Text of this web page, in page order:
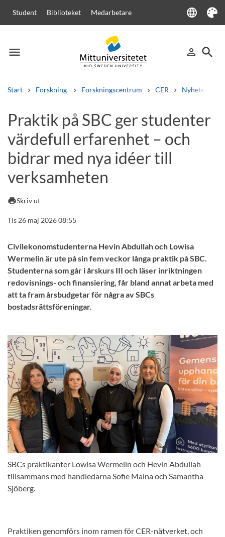
Student Biblioteket Medarbetare language
Language
Tema
menu
Meny person_outline
Logga in
search
Sök
Start Forskning Forskningscentrum CER Nyheter från
Andra söktjänster
Kurser och programKursplaner Välkomstbrev Personal
Lediga jobb
Praktik på SBC ger studenter
värdefull erfarenhet – och
bidrar med nya idéer till
verksamheten
printSkriv ut
Tis 26 maj 2026 08:55
Civilekonomstudenterna Hevin Abdullah och Lowisa
Wermelin är ute på sin fem veckor långa praktik på SBC.
Studenterna som går i årskurs III och läser inriktningen
redovisnings- och finansiering, får bland annat arbeta med
att ta fram årsbudgetar för några av SBCs
bostadsrättsföreningar.
SBCs praktikanter Lowisa Wermelin och Hevin Abdullah
tillsammans med handledarna Sofie Maina och Samantha
Sjöberg.
Praktiken genomförs inom ramen för CER-nätverket, och